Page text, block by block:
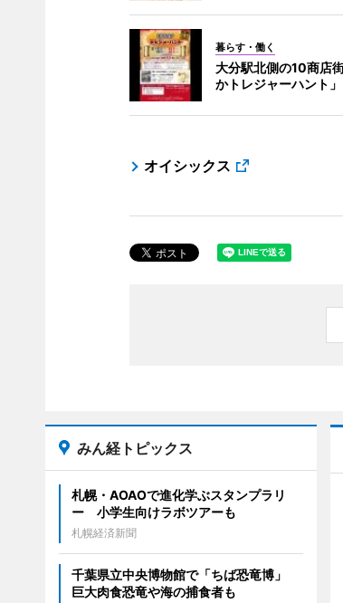
暮らす・働く
大分駅北側の10商店
かトレジャーハント」
オイシックス
みん経トピックス
札幌・AOAOで進化学ぶスタンプラリ
ー 小学生向けラボツアーも
札幌経済新聞
千葉県立中央博物館で「ちば恐竜博」
巨大肉食恐竜や海の捕食者も